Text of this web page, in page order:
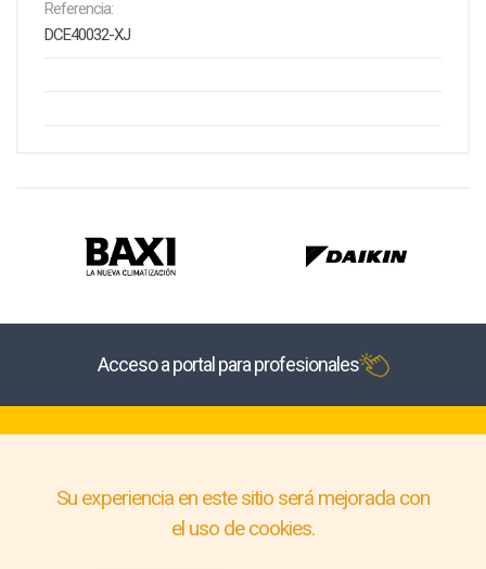
Referencia:
DCE40032-XJ
Acceso a portal para profesionales
Su experiencia en este sitio será mejorada con
el uso de cookies.